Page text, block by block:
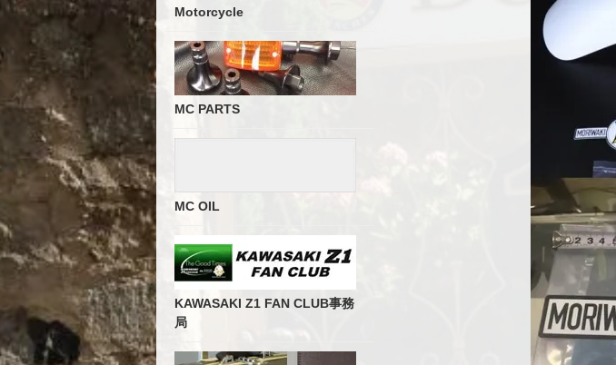
Motorcycle
MC PARTS
MC OIL
KAWASAKI Z1 FAN CLUB事務
局